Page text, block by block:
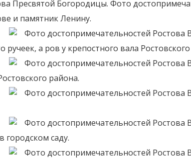
и памятник Ленину.
ручеек, а ров у крепостного вала
района.
городском саду.